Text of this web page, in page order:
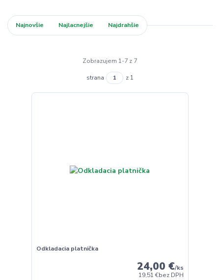
Najnovšie Najlacnejšie Najdrahšie
Zobrazujem 1-7 z 7
strana z 1
Odkladacia platnička
24,00 €/ks
19,51 €bez DPH